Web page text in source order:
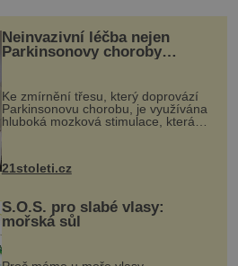
Neinvazivní léčba nejen
Parkinsonovy choroby
Ke zmírnění třesu, který doprovází
Parkinsonovu chorobu, je využívána
hluboká mozková stimulace, která
však vyžaduje vysoce invazivní
k dostatečně přesnému zacílení ...
21stoleti.cz
S.O.S. pro slabé vlasy:
mořská sůl